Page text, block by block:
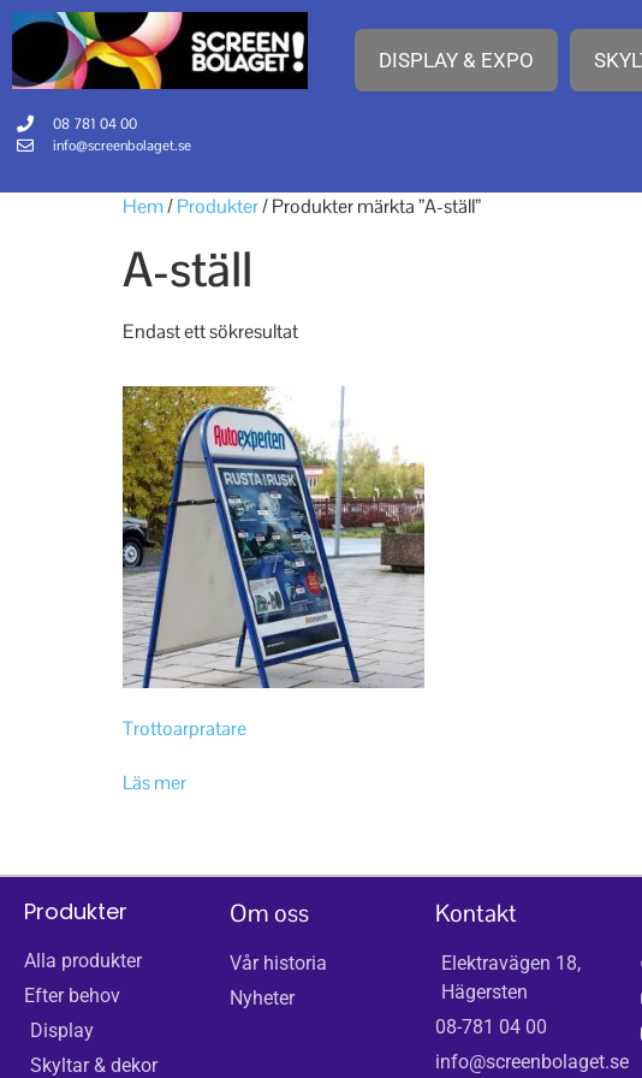
08 781 04 00
info@screenbolaget.se
DISPLAY & EXPO
Hem/Produkter/ Produkter märkta ”A-ställ”
A-ställ
Endast ett sökresultat
Trottoarpratare
Läs mer
Produkter
Alla produkter
Efter behov
Display
Skyltar & dekor
Om oss
Vår historia
Nyheter
Kontakt
Elektravägen 18,
Hägersten
08-781 04 00
info@screenbolaget.se